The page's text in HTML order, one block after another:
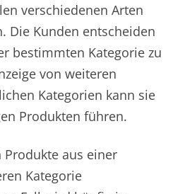
verschiedenen Arten
Die Kunden entscheiden
bestimmten Kategorie zu
von weiteren
Kategorien kann sie
Produkten führen.
aus einer
Kategorie